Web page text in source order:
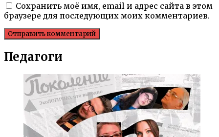
Сохранить моё имя, email и адрес сайта в этом
браузере для последующих моих комментариев.
Педагоги